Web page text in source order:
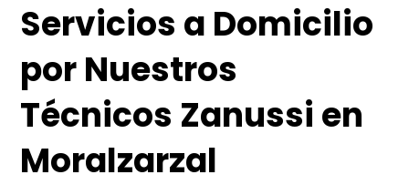
Servicios a Domicilio
por Nuestros
Técnicos Zanussi en
Moralzarzal